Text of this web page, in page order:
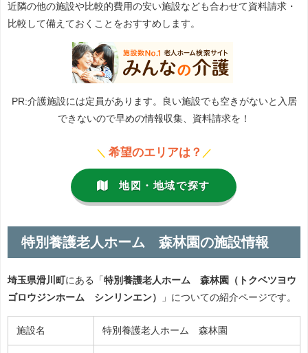
近隣の他の施設や比較的費用の安い施設なども合わせて資料請求・
比較して備えておくことをおすすめします。
PR:介護施設には定員があります。良い施設でも空きがないと入居
できないので早めの情報収集、資料請求を！
＼ 希望のエリアは？ ／
地図・地域で探す
特別養護老人ホーム 森林園の施設情報
埼玉県滑川町 にある「 特別養護老人ホーム 森林園（トクベツヨウ
ゴロウジンホーム シンリンエン）
」についての紹介ページです。
施設名 特別養護老人ホーム 森林園